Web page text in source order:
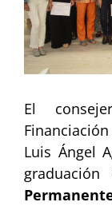
El
Luis Ángel